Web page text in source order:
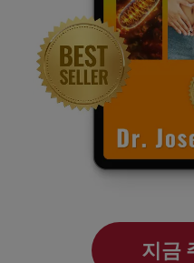
지금